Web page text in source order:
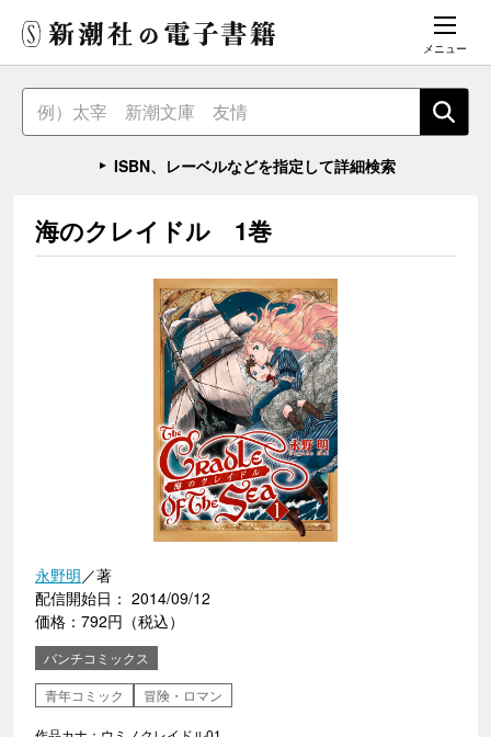
メニュー
ISBN、レーベルなどを指定して詳細検索
海のクレイドル 1巻
永野明／著
配信開始日： 2014/09/12
価格：792円（税込）
バンチコミックス
青年コミック
冒険・ロマン